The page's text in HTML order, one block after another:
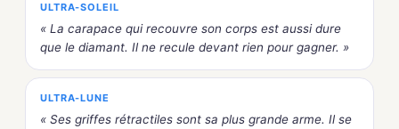
ULTRA-SOLEIL
« La carapace qui recouvre son corps est aussi dure
que le diamant. Il ne recule devant rien pour gagner. »
ULTRA-LUNE
« Ses griffes rétractiles sont sa plus grande arme. Il se